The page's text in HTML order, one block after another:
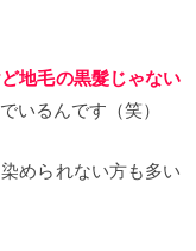
地毛の黒髮じゃない
いるんです（笑）
められない方も多い